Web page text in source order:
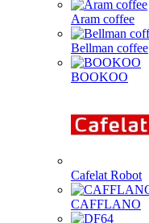
Aram coffee
Bellman coffee
BOOKOO
Cafelat Robot
CAFFLANO